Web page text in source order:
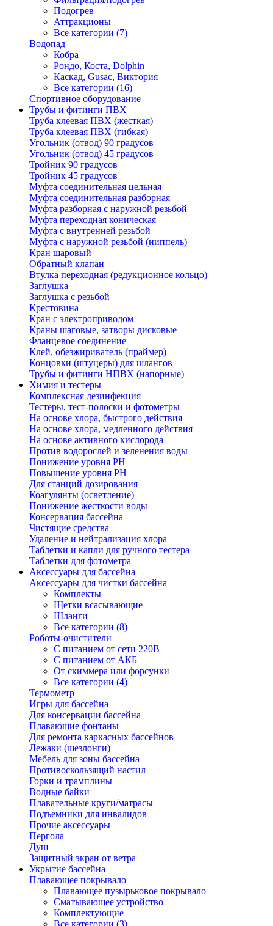
Подогрев
Аттракционы
Все категории (7)
Водопад
Кобра
Рондо, Коста, Dolphin
Каскад, Gusac, Виктория
Все категории (16)
Спортивное оборудование
Трубы и фитинги ПВХ
Труба клеевая ПВХ (жесткая)
Труба клеевая ПВХ (гибкая)
Угольник (отвод) 90 градусов
Угольник (отвод) 45 градусов
Тройник 90 градусов
Тройник 45 градусов
Муфта соединительная цельная
Муфта соединительная разборная
Муфта разборная с наружной резьбой
Муфта переходная коническая
Муфта с внутренней резьбой
Муфта с наружной резьбой (ниппель)
Кран шаровый
Обратный клапан
Втулка переходная (редукционное кольцо)
Заглушка
Заглушка с резьбой
Крестовина
Кран с электроприводом
Краны шаговые, затворы дисковые
Фланцевое соединение
Клей, обезжириватель (праймер)
Концовки (штуцеры) для шлангов
Трубы и фитинги НПВХ (напорные)
Химия и тестеры
Комплексная дезинфекция
Тестеры, тест-полоски и фотометры
На основе хлора, быстрого действия
На основе хлора, медленного действия
На основе активного кислорода
Против водорослей и зеленения воды
Понижение уровня РН
Повышение уровня РН
Для станций дозирования
Коагулянты (осветление)
Понижение жесткости воды
Консервация бассейна
Чистящие средства
Удаление и нейтрализация хлора
Таблетки и капли для ручного тестера
Таблетки для фотометра
Аксессуары для бассейна
Аксессуары для чистки бассейна
Комплекты
Щетки всасывающие
Шланги
Все категории (8)
Роботы-очистители
С питанием от сети 220В
С питанием от АКБ
От скиммера или форсунки
Все категории (4)
Термометр
Игры для бассейна
Для консервации бассейна
Плавающие фонтаны
Для ремонта каркасных бассейнов
Лежаки (шезлонги)
Мебель для зоны бассейна
Противоскользящий настил
Горки и трамплины
Водные байки
Плавательные круги/матрасы
Подъемники для инвалидов
Прочие аксессуары
Пергола
Душ
Защитный экран от ветра
Укрытие бассейна
Плавающее покрывало
Плавающее пузырьковое покрывало
Сматывающее устройство
Комплектующие
Все категории (3)